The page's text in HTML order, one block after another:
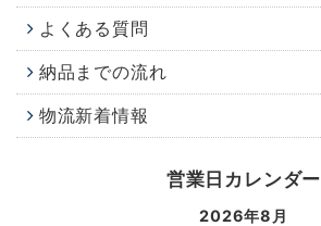
よくある質問
納品までの流れ
物流新着情報
営業日カレンダー
2026年8月